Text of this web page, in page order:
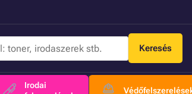
Keresés
Irodai